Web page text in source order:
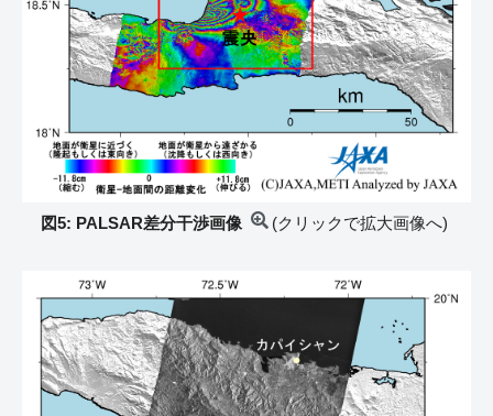
図5: PALSAR差分干渉画像 (クリックで拡大画像へ)